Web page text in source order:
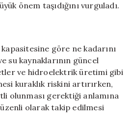
önem taşıdığını vurguladı.
göre ne kadarını
su kaynaklarının güncel
ve hidroelektrik üretimi gibi
kuraklık riskini artırırken,
olunması gerektiği anlamına
olarak takip edilmesi